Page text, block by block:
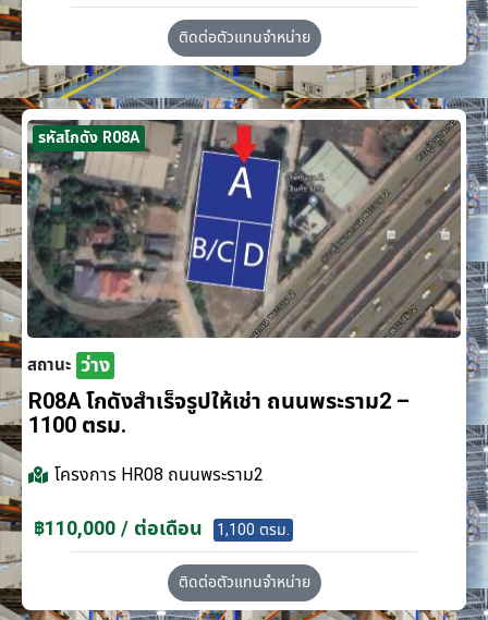
ติดต่อตัวแทนจำหน่าย
รหัสโกดัง R08A
สถานะ ว่าง
R08A โกดังสำเร็จรูปให้เช่า ถนนพระราม2 –
1100 ตรม.
โครงการ HR08 ถนนพระราม2
฿110,000 / ต่อเดือน 1,100 ตรม.
ติดต่อตัวแทนจำหน่าย